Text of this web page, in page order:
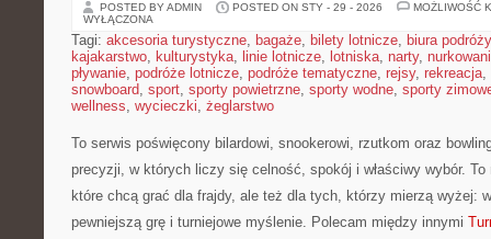
POSTED BY ADMIN POSTED ON STY - 29 - 2026
MOŻLIWOŚĆ
WYŁĄCZONA
Tagi: akcesoria turystyczne, bagaże, bilety lotnicze, biura podróży
kajakarstwo, kulturystyka, linie lotnicze, lotniska, narty,
pływanie, podróże lotnicze, podróże tematyczne, rejsy, rekreacja,
snowboard, sport, sporty powietrzne, sporty wodne, sporty
wellness, wycieczki, żeglarstwo
To serwis poświęcony bilardowi, snookerowi, rzutkom oraz
precyzji, w których liczy się celność, spokój i właściwy wybór. To
które chcą grać dla frajdy, ale też dla tych, którzy mierzą wyżej:
pewniejszą grę i turniejowe myślenie. Polecam między innymi